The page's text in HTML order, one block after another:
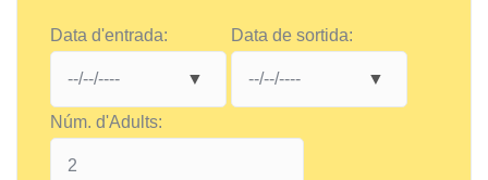
Data d'entrada: Data de sortida:
Núm. d'Adults: